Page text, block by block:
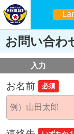
お問い合わ
入力
お名前 必須